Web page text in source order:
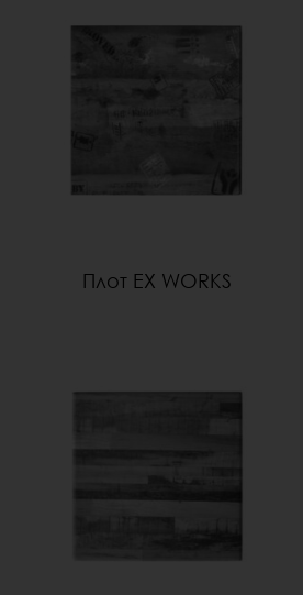
Плот EX WORKS